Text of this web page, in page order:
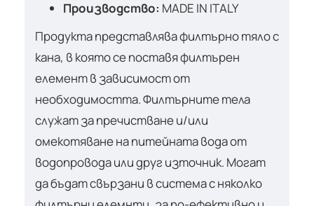
Производство: MADE IN ITALY
Продукта представлява филтърно тяло с
кана, в която се поставя филтърен
елемент в зависимост от
необходимостта. Филтърните тела
служат за пречистване и/или
омекотяване на питейната вода от
водопровода или друг източник. Могат
да бъдат свързани в система с няколко